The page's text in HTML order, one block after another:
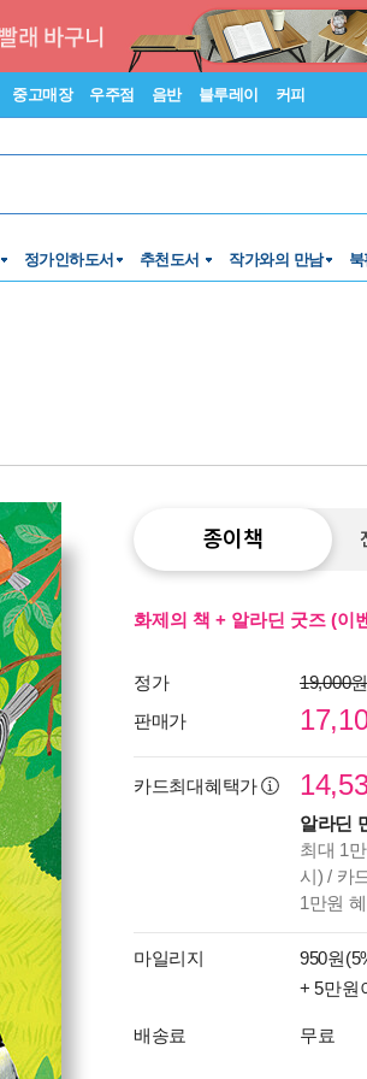
중고매장 우주점 음반 블루레이 커피
정가인하도서 추천도서 작가와의 만남
종이책
화제의 책 + 알라딘 굿즈 (이
정가
19,000원
판매가
카드최대혜택가
알라딘
최대 1
시) / 카
1만원
마일리지
950원
+ 5만원
배송료 무료